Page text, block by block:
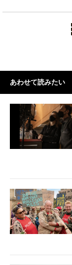
あわせて読みたい